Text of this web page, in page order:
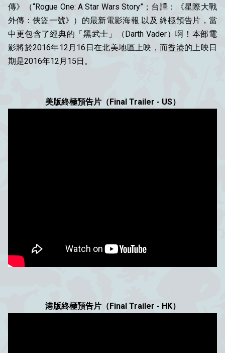
傳》（“Rogue One: A Star Wars Story”；台譯：《星際大戰
外傳：俠盜一號》）的最新電影海報 以及 終極預告片，當
中更包含了經典的「黑武士」（Darth Vader）啊！本部電
影將於2016年12月16日在北美地區上映，而香港的上映日
期是2016年12月15日。
美版終極預告片（Final Trailer - US）
港版終極預告片（Final Trailer - HK）